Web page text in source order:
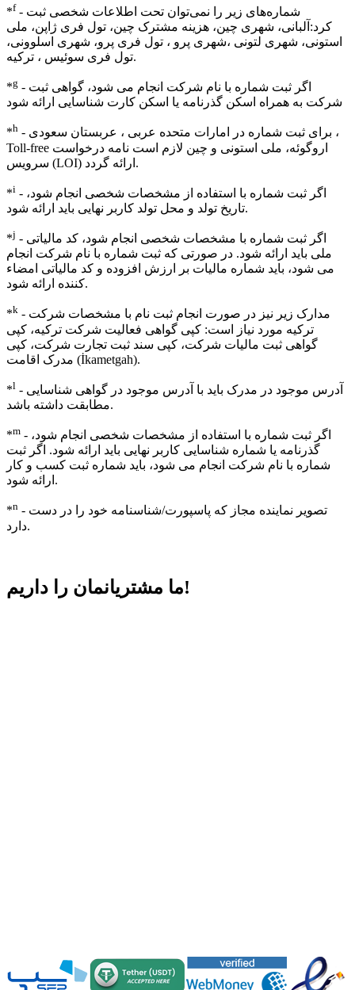
*f - شماره‌های زیر را نمی‌توان تحت اطلاعات شخصی ثبت
کرد:آلبانی، شهری چین، هزینه مشترک چین، تول فری ژاپن، ملی
استونی، شهری لتونی ،شهری پرو ، تول فری پرو، شهری اسلوونی،
تول فری سوئیس ، ترکیه.
*g - اگر ثبت شماره با نام شرکت انجام می شود، گواهی ثبت
شرکت به همراه اسکن گذرنامه یا اسکن کارت شناسایی ارائه شود
*h - برای ثبت شماره در امارات متحده عربی ، عربستان سعودی ،
Toll-free اروگوئه، ملی استونی و چین لازم است نامه درخواست
سرویس (LOI) ارائه گردد.
*i - اگر ثبت شماره با استفاده از مشخصات شخصی انجام شود،
تاریخ تولد و محل تولد کاربر نهایی باید ارائه شود.
*j - اگر ثبت شماره با مشخصات شخصی انجام شود، کد مالیاتی
ملی باید ارائه شود. در صورتی که ثبت شماره با نام شرکت انجام
می شود، باید شماره مالیات بر ارزش افزوده و کد مالیاتی امضاء
کننده ارائه شود.
*k - مدارک زیر نیز در صورت انجام ثبت نام با مشخصات شرکت
ترکیه مورد نیاز است: کپی گواهی فعالیت شرکت ترکیه، کپی
گواهی ثبت مالیات شرکت، کپی سند ثبت تجارت شرکت، کپی
مدرک اقامت (İkametgah).
*l - آدرس موجود در مدرک باید با آدرس موجود در گواهی شناسایی
مطابقت داشته باشد.
*m - اگر ثبت شماره با استفاده از مشخصات شخصی انجام شود،
گذرنامه یا شماره شناسایی کاربر نهایی باید ارائه شود. اگر ثبت
شماره با نام شرکت انجام می شود، باید شماره ثبت کسب و کار
ارائه شود.
*n - تصویر نماینده مجاز که پاسپورت/شناسنامه خود را در دست
دارد.
ما مشتریانمان راداریم!